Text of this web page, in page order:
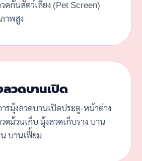
ดกันสัตว์เลี้ยง (Pet Screen)
าพสูง
วดบานเปิด
รมุ้งลวดบานเปิดประตู-หน้าต่าง
ดม้วนเก็บ มุ้งลวดเก็บราง บาน
บานเฟี้ยม